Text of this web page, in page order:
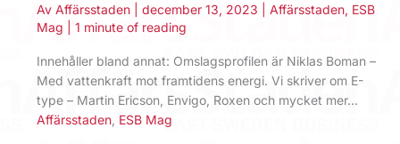
Av Affärsstaden december 13, 2023 Affärsstaden, ESB
Mag
1 minute of reading
Innehåller bland annat: Omslagsprofilen är Niklas Boman –
Med vattenkraft mot framtidens energi. Vi skriver om E-
type – Martin Ericson, Envigo, Roxen och mycket mer…
Affärsstaden ESB Mag